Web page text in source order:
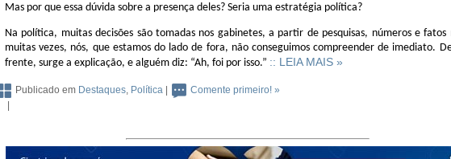
Mas por que essa dúvida sobre a presença deles? Seria uma estratégia política?
Na política, muitas decisões são tomadas nos gabinetes, a partir de pesquisas, números e fatos
muitas vezes, nós, que estamos do lado de fora, não conseguimos compreender de imediato.
frente, surge a explicação, e alguém diz: “Ah, foi por isso.” :: LEIA MAIS »
Publicado em Destaques, Política
Comente primeiro! »
|